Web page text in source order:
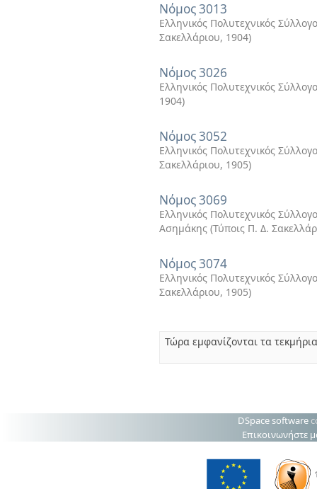
Νόμος 3013
Ελληνικός Πολυτεχνικός
Σακελλάριου, 1904)
Νόμος 3026
Ελληνικός Πολυτεχνικός
1904)
Νόμος 3052
Ελληνικός Πολυτεχνικός
Σακελλάριου, 1905)
Νόμος 3069
Ελληνικός Πολυτεχνικός
Ασημάκης (Τύποις Π. Δ.
Νόμος 3074
Ελληνικός Πολυτεχνικός
Σακελλάριου, 1905)
Τώρα εμφανίζονται τα
DSpace software
Επικοινωνήστε